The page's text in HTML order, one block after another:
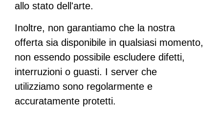
allo stato dell'arte.
Inoltre, non garantiamo che la nostra
offerta sia disponibile in qualsiasi momento,
non essendo possibile escludere difetti,
interruzioni o guasti. I server che
utilizziamo sono regolarmente e
accuratamente protetti.